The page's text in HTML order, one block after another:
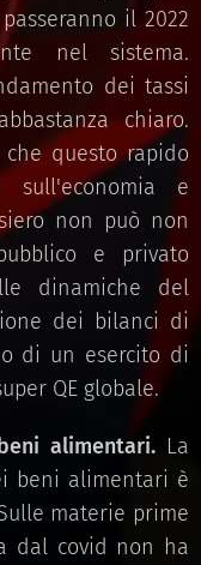
il 2022
nel sistema.
dei tassi
chiaro.
questo rapido
e
non può non
e privato
dinamiche del
dei bilanci di
di un esercito di
QE globale.
alimentari. La
beni alimentari è
materie prime
dal covid non ha